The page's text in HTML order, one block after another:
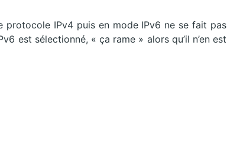
protocole IPv4 puis en mode IPv6 ne se fait pas
est sélectionné, « ça rame » alors qu’il n’en est